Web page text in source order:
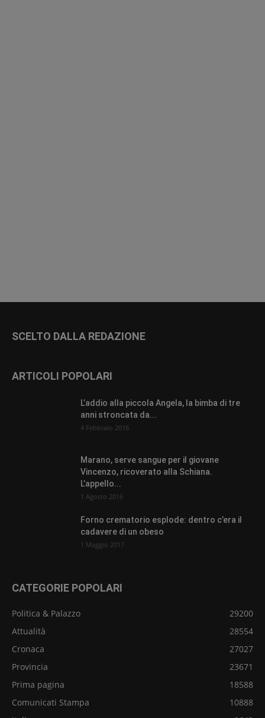
SCELTO DALLA REDAZIONE
ARTICOLI POPOLARI
L’addio alla piccola Angela, la bimba di tre
anni stroncata da...
4 Febbraio 2016
Marano, serve sangue per il giovane
Vincenzo, ricoverato alla Schiana.
L’appello...
1 Agosto 2016
Forno crematorio esplode: dentro c’era il
cadavere di un obeso
1 Maggio 2017
CATEGORIE POPOLARI
Politica & Palazzo
29200
Attualità
28554
Cronaca
27027
Provincia
23671
Prima pagina
18588
Comunicati Stampa
10888